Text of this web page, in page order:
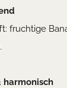
fruchtige
harmonisch